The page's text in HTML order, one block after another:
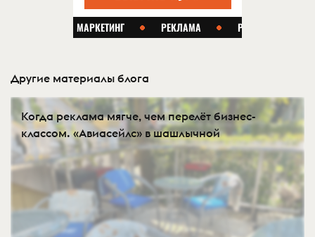
Другие материалы блога
Когда реклама мягче, чем перелёт бизнес-
классом. «Авиасейлс» в шашлычной